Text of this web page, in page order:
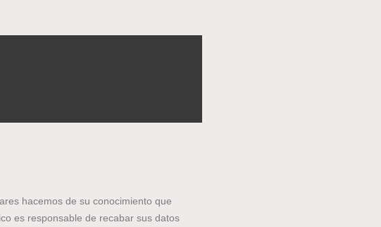
hacemos de su conocimiento que
es responsable de recabar sus datos